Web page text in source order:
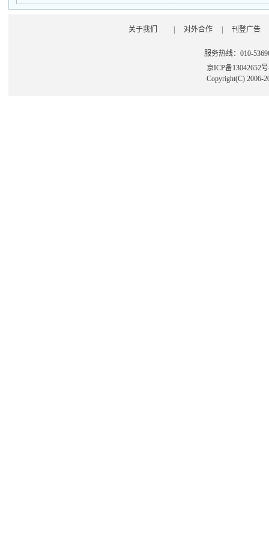
关于我们 对外合作 刊登广告
服务热线：010-
京ICP备13042652
Copyright(C) 2006-